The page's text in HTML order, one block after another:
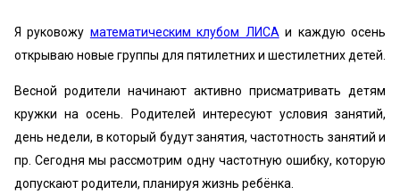
Я руковожу математическим клубом ЛИСА и каждую осень
открываю новые группы для пятилетних и шестилетних детей.
Весной родители начинают активно присматривать детям
кружки на осень. Родителей интересуют условия занятий,
день недели, в который будут занятия, частотность занятий и
пр. Сегодня мы рассмотрим одну частотную ошибку, которую
допускают родители, планируя жизнь ребёнка.